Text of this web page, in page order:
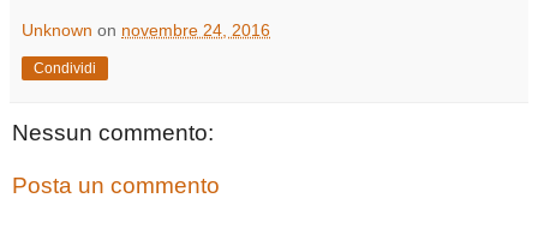
Unknown on novembre 24, 2016
Condividi
Nessun commento:
Posta un commento